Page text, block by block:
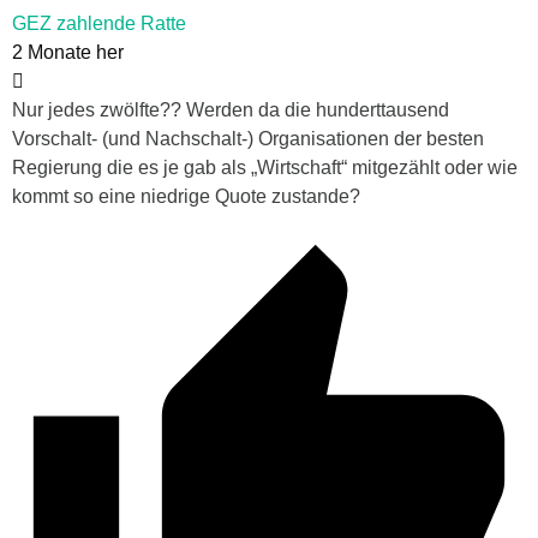
GEZ zahlende Ratte
2 Monate her
Nur jedes zwölfte?? Werden da die hunderttausend
Vorschalt- (und Nachschalt-) Organisationen der besten
Regierung die es je gab als „Wirtschaft“ mitgezählt oder wie
kommt so eine niedrige Quote zustande?